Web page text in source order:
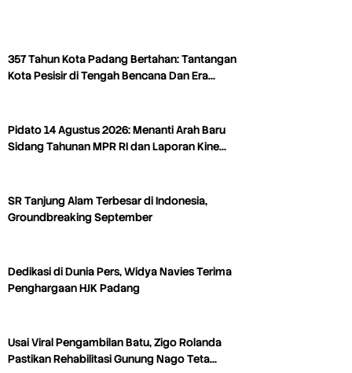
357 Tahun Kota Padang Bertahan: Tantangan
Kota Pesisir di Tengah Bencana Dan Era…
Pidato 14 Agustus 2026: Menanti Arah Baru
Sidang Tahunan MPR RI dan Laporan Kine…
SR Tanjung Alam Terbesar di Indonesia,
Groundbreaking September
Dedikasi di Dunia Pers, Widya Navies Terima
Penghargaan HJK Padang
Usai Viral Pengambilan Batu, Zigo Rolanda
Pastikan Rehabilitasi Gunung Nago Teta…